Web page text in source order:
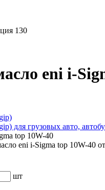
130
eni i-
для грузовых авто,
top 10W-40
шт